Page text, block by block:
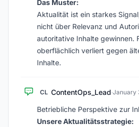
Das Muster:
Aktualität ist ein starkes
nicht über Relevanz und
autoritative Inhalte gewinnen.
oberflächlich verliert gegen
Inhalte.
CL ContentOps_Lead·January
Betriebliche Perspektive zur
Unsere Aktualitätsstrategie: